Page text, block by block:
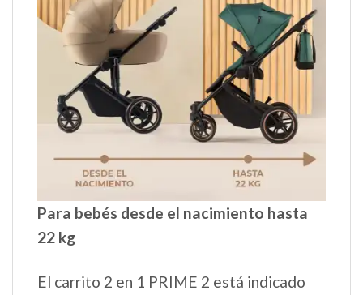
Para bebés desde el nacimiento hasta
22 kg
El carrito 2 en 1 PRIME 2 está indicado